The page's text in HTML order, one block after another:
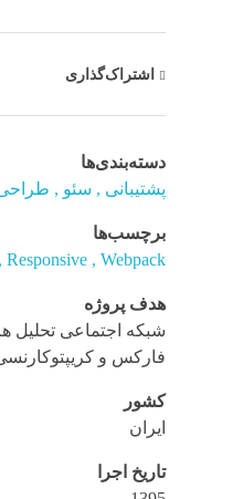
اشتراک‌گذاری
دسته‌بندی‌ها
پشتیبانی
سئو
برچسب‌ها
Responsive Webpack
هدف پروژه
شبکه اجتماعی تحلیل
فارکس و
کشور
ایران
تاریخ اجرا